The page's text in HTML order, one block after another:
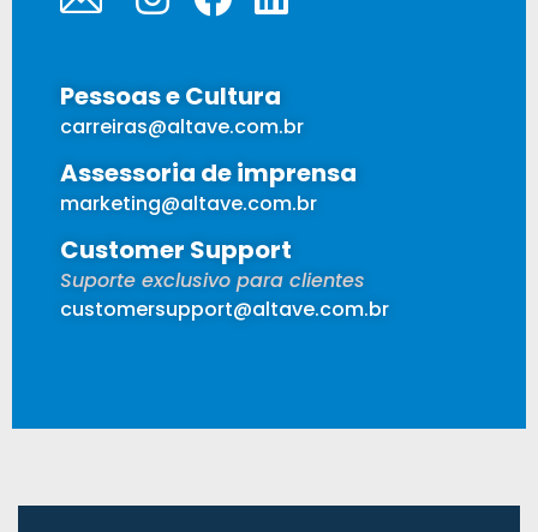
Pessoas e Cultura
carreiras@altave.com.br
Assessoria de imprensa
marketing@altave.com.br
Customer Support
Suporte exclusivo para clientes
customersupport@altave.com.br